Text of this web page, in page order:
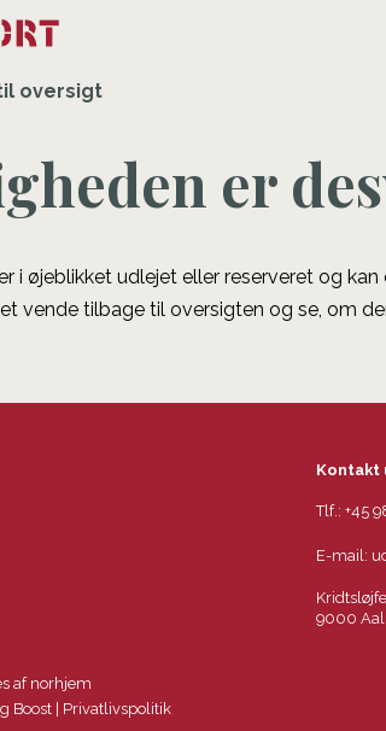
oversigt
er
i øjeblikket udlejet eller reserveret og kan
vende tilbage til oversigten og se, om
af norhjem
Boost Privatlivspolitik
Kontakt
Tlf.:+45
E-mail:
9000